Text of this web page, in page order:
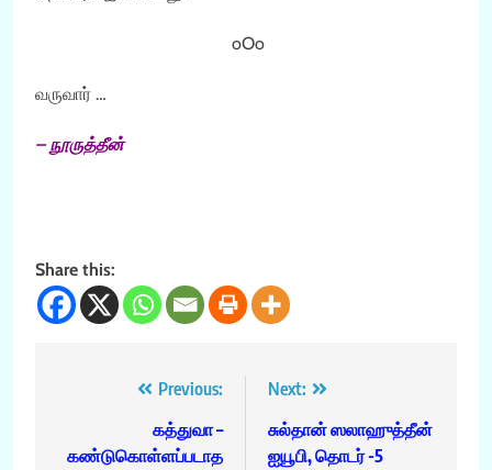
oOo
வருவார் …
– நூருத்தீன்
Share this:
navigation
Previous:
கத்துவா –
கண்டுகொள்ளப்படாத
Next:
சுல்தான் ஸலாஹுத்தீன்
ஐயூபி, தொடர் -5